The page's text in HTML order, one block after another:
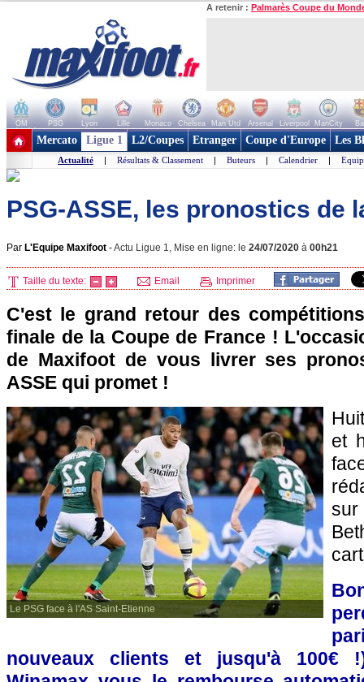
A retenir : Palmarès Coupe du
OM PSG Lyon Lille Monaco Chelsea Man Utd Arsenal Liverpool ManCity
+ de clubs
Mercato Ligue 1 L2/Coupes Etranger Coupe d'Europe Les
Actualité | Résultats & Classement | Buteurs | Calendrier |
PSG-ASSE, les pronostics de
Par L'Equipe Maxifoot -Actu Ligue 1, Mise en ligne: le 24/07/2020 à 00h21
Taille du texte: Email Imprimer
C'est le grand retour des
finale de la Coupe de France !
de Maxifoot de vous livrer ses
ASSE qui promet !
Le PSG face à l'AS Saint-Etienne
et
nouveaux clients et jusqu'à 100€